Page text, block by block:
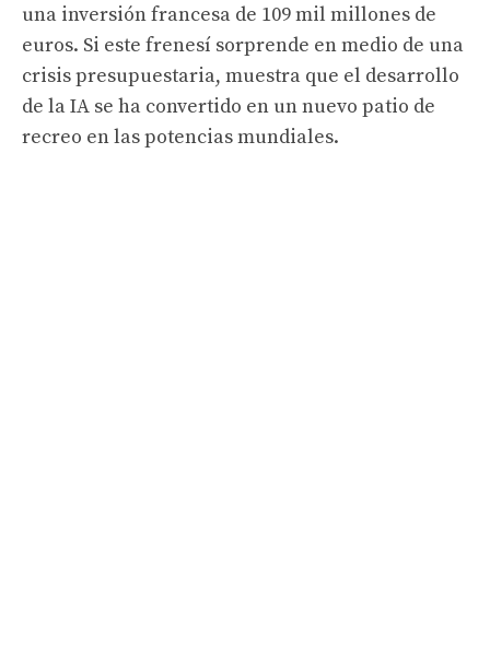
una inversión francesa de 109 mil millones de
euros. Si este frenesí sorprende en medio de una
crisis presupuestaria, muestra que el desarrollo
de la IA se ha convertido en un nuevo patio de
recreo en las potencias mundiales.